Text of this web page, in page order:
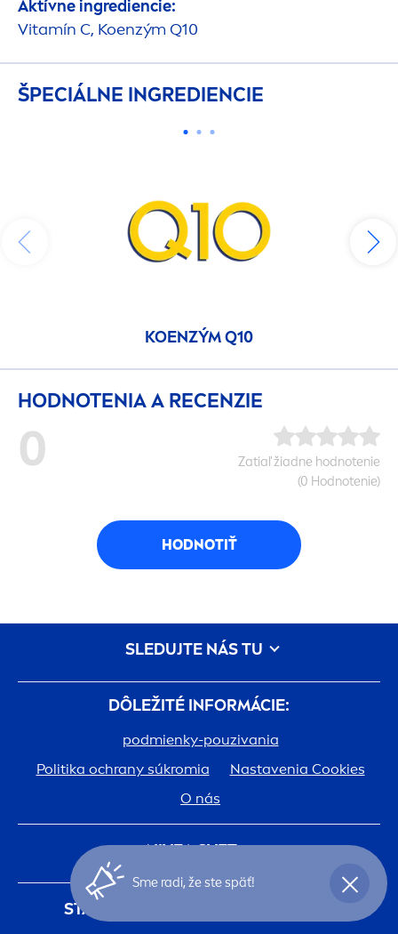
Aktívne ingrediencie:
Vitamín C, Koenzým Q10
ŠPECIÁLNE INGREDIENCIE
KOENZÝM Q10
HODNOTENIA A RECENZIE
0
Zatiaľ žiadne hodnotenie
(0 Hodnotenie)
HODNOTIŤ
DÔLEŽITÉ INFORMÁCIE:
podmienky-pouzivania
Politika ochrany súkromia
Nastavenia Cookies
O nás
NIVEASVET:
História
Kariéra v spoločnosti Beiersdorf
Jedna pokožka. Jedna planéta. Jedna starostlivosť.
STAŇTE SA ČLENOM
SLEDUJTE NÁS TU
Sme radi, že ste späť!